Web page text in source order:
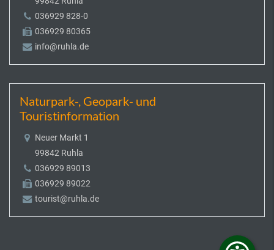
036929 828-0
036929 80365
info@ruhla.de
Naturpark-, Geopark- und
Touristinformation
Neuer Markt 1
99842 Ruhla
036929 89013
036929 89022
tourist@ruhla.de